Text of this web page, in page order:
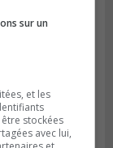
sur un
et les
stockées
avec lui,